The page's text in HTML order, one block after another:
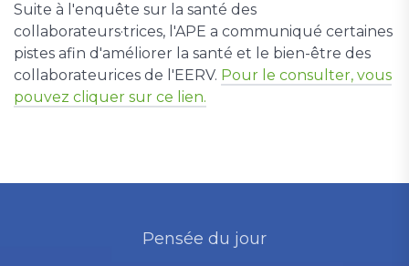
Suite à l'enquête sur la santé des
collaborateurs·trices, l'APE a communiqué certaines
pistes afin d'améliorer la santé et le bien-être des
collaborateurices de l'EERV. Pour le consulter, vous
pouvez cliquer sur ce lien.
Pensée du jour